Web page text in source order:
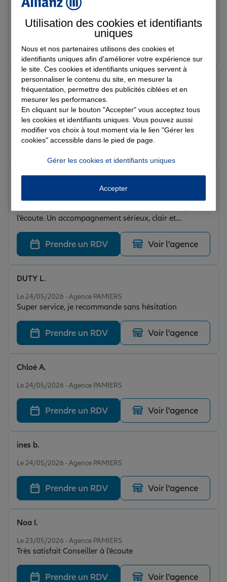
Maxime a été très réactif pour établir des devis et mes
nouveaux contrats d'assurance. Ils s'occupent de la
résiliation auprès de votre ancien assureur. L'équipe a
su répondre a mes demandes, merci aussi à Lisa et
Eddy qui sont très disponibles.
Prendre un RDV Voir l'agence
Note de 5 sur 5
Le 28/05/2026 - Agence PAMIERS
Un immense merci à Eddy Riviere pour son
professionnalisme, sa disponibilité et la qualité de ses
conseils. Agent général d’assurance très à l’écoute,
réactif et humain, il prend vraiment le temps
plus adaptées. On se sent accompagné et en confiance
du début à la fin. Je recommande vivement Allianz
Eddy Riviere pour toute personne recherchant un
Maxime C.
Prendre un RDV Voir l'agence
l’écoute. Un accompagnement sérieux, clair et
rassurant du début à la fin. Je recommande sans
hésitation.
Enzo Q.
Prendre un RDV Voir l'agence
Le 24/05/2026 - Agence PAMIERS
Super service, je recommande sans hésitation
DUTY L.
Prendre un RDV Voir l'agence
Le 24/05/2026 - Agence PAMIERS
Chloé A.
Prendre un RDV Voir l'agence
Le 24/05/2026 - Agence PAMIERS
ines b.
Prendre un RDV Voir l'agence
Le 23/05/2026 - Agence PAMIERS
Très satisfait Conseiller à l’écoute
Noa I.
Prendre un RDV Voir l'agence
Utilisation des cookies et identifiants
uniques
Nous et nos partenaires utilisons des cookies et
identifiants uniques afin d'améliorer votre expérience sur
le site. Ces cookies et identifiants uniques servent à
personnaliser le contenu du site, en mesurer la
fréquentation, permettre des publicités ciblées et en
mesurer les performances.
En cliquant sur le bouton "Accepter" vous acceptez tous
les cookies et identifiants uniques. Vous pouvez aussi
modifier vos choix à tout moment via le lien "Gérer les
cookies" accessible dans le pied de page.
Gérer les cookies et identifiants uniques
Accepter